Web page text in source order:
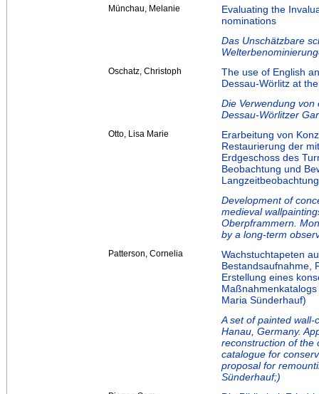
Münchau, Melanie
Evaluating the
nominations
Das Unschätzbare
Oschatz, Christoph
The use of English
Dessau-Wörlitz at
Die Verwendung
Dessau-Wörlitzer
Otto, Lisa Marie
Erarbeitung von
Restaurierung der
Erdgeschoss des
Beobachtung und
Development of
medieval
Oberpframmern.
by a long-term
Patterson, Cornelia
Wachstuchtapeten
Bestandsaufnahme,
Erstellung eines
Maria Sünderhauf)
A set of painted
Hanau, Germany.
reconstruction of the
catalogue for
proposal for
Sünderhauf;)